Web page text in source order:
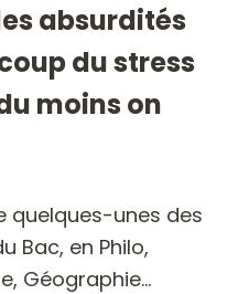
absurdités
du stress
moins on
quelques-unes des
Bac, en Philo,
Géographie…